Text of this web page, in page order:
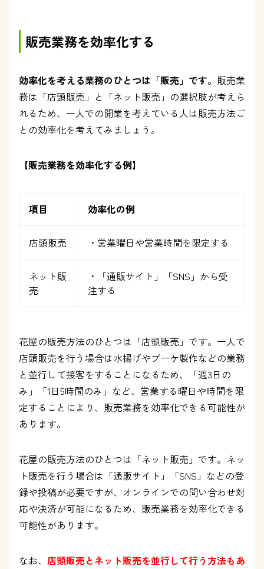
販売業務を効率化する
効率化を考える業務のひとつは「販売」です。 販売業
務は「店頭販売」と「ネット販売」の選択肢が考えら
れるため、一人での開業を考えている人は販売方法ご
との効率化を考えてみましょう。
【販売業務を効率化する例】
項目 効率化の例
店頭販売 ・営業曜日や営業時間を限定する
ネット販
売
・「通販サイト」「SNS」から受
注する
花屋の販売方法のひとつは「店頭販売」です。一人で
店頭販売を行う場合は水揚げやブーケ製作などの業務
と並行して接客をすることになるため、「週3日の
み」「1日5時間のみ」など、営業する曜日や時間を限
定することにより、販売業務を効率化できる可能性が
あります。
花屋の販売方法のひとつは「ネット販売」です。ネッ
ト販売を行う場合は「通販サイト」「SNS」などの登
録や投稿が必要ですが、オンラインでの問い合わせ対
応や決済が可能になるため、販売業務を効率化できる
可能性があります。
なお、 店頭販売とネット販売を並行して行う方法もあ